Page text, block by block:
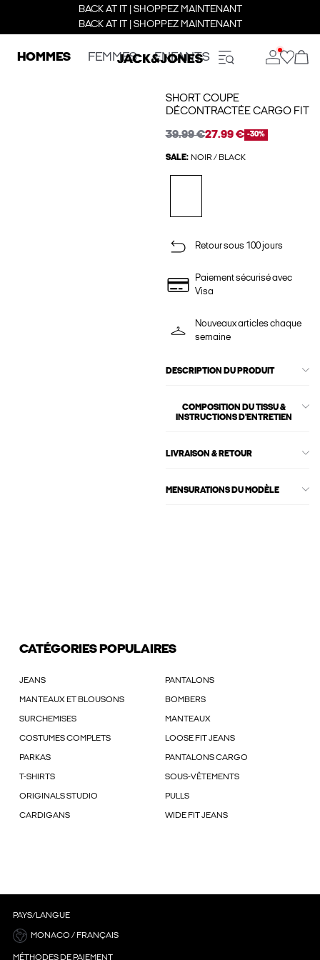
BACK AT IT | SHOPPEZ MAINTENANT
BACK AT IT | SHOPPEZ MAINTENANT
HOMMES FEMMES ENFANTS
SHORT COUPE
DÉCONTRACTÉE CARGO FIT
39.99 €27.99 € -30%
SALE: NOIR / BLACK
Retour sous 100 jours
Paiement sécurisé avec
Visa
Nouveaux articles chaque
semaine
DESCRIPTION DU PRODUIT
COMPOSITION DU TISSU &
INSTRUCTIONS D'ENTRETIEN
LIVRAISON & RETOUR
MENSURATIONS DU MODÈLE
CATÉGORIES POPULAIRES
JEANS PANTALONS
MANTEAUX ET BLOUSONS BOMBERS
SURCHEMISES MANTEAUX
COSTUMES COMPLETS LOOSE FIT JEANS
PARKAS PANTALONS CARGO
T-SHIRTS SOUS-VÊTEMENTS
ORIGINALS STUDIO PULLS
CARDIGANS WIDE FIT JEANS
PAYS/LANGUE
MONACO / FRANÇAIS
MÉTHODES DE PAIEMENT